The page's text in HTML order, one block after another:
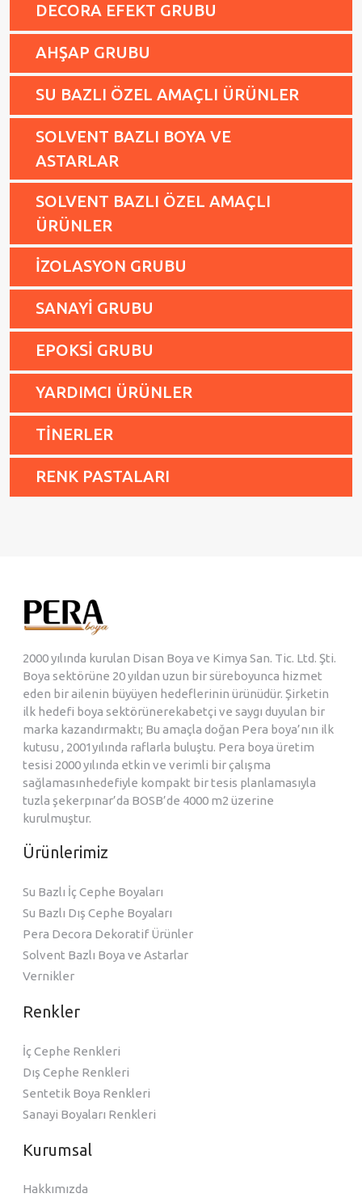
DECORA EFEKT GRUBU
AHŞAP GRUBU
SU BAZLI ÖZEL AMAÇLI ÜRÜNLER
SOLVENT BAZLI BOYA VE
ASTARLAR
SOLVENT BAZLI ÖZEL AMAÇLI
ÜRÜNLER
İZOLASYON GRUBU
SANAYİ GRUBU
EPOKSİ GRUBU
YARDIMCI ÜRÜNLER
TİNERLER
RENK PASTALARI
2000 yılında kurulan Disan Boya ve Kimya San. Tic. Ltd. Şti.
Boya sektörüne 20 yıldan uzun bir süreboyunca hizmet
eden bir ailenin büyüyen hedeflerinin ürünüdür. Şirketin
ilk hedefi boya sektörünerekabetçi ve saygı duyulan bir
marka kazandırmaktı; Bu amaçla doğan Pera boya’nın ilk
kutusu , 2001yılında raflarla buluştu. Pera boya üretim
tesisi 2000 yılında etkin ve verimli bir çalışma
sağlamasınhedefiyle kompakt bir tesis planlamasıyla
tuzla şekerpınar’da BOSB’de 4000 m2 üzerine
kurulmuştur.
Ürünlerimiz
Su Bazlı İç Cephe Boyaları
Su Bazlı Dış Cephe Boyaları
Pera Decora Dekoratif Ürünler
Solvent Bazlı Boya ve Astarlar
Vernikler
Renkler
İç Cephe Renkleri
Dış Cephe Renkleri
Sentetik Boya Renkleri
Sanayi Boyaları Renkleri
Kurumsal
Hakkımızda